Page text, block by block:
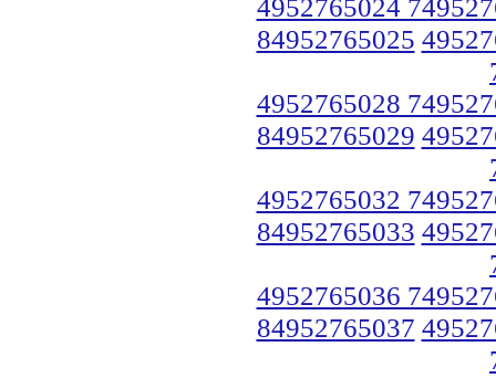
4952765024
84952765025
4952765028
84952765029
4952765032
84952765033
4952765036
84952765037